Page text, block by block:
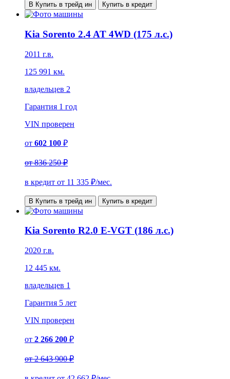
В Купить в трейд ин Купить в кредит
Kia Sorento 2.4 AT 4WD (175 л.с.)
2011 г.в.
125 991 км.
владельцев 2
Гарантия 1 год
VIN проверен
от 602 100 ₽
от836 250 ₽
в кредит от 11 335 ₽/мес.
В Купить в трейд ин Купить в кредит
Kia Sorento R2.0 E-VGT (186 л.с.)
2020 г.в.
12 445 км.
владельцев 1
Гарантия 5 лет
VIN проверен
от 2 266 200 ₽
от2 643 900 ₽